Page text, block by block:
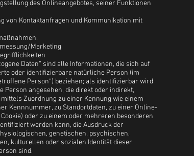
des Onlineangebotes, seiner Funktionen
von Kontaktanfragen und Kommunikation mit
Marketing
Daten“ sind alle Informationen, die sich auf
oder identifizierbare natürliche Person (im
Person“) beziehen; als identifizierbar wird
Person angesehen, die direkt oder indirekt,
Zuordnung zu einer Kennung wie einem
Kennnummer, zu Standortdaten, zu einer Online-
Cookie) oder zu einem oder mehreren besonderen
werden kann, die Ausdruck der
genetischen, psychischen,
kulturellen oder sozialen Identität dieser
sind.